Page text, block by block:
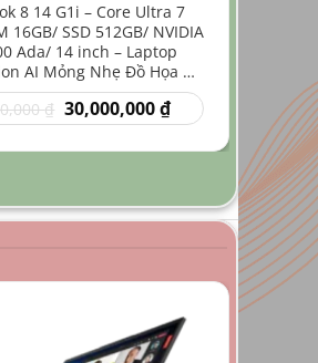
8 14 G1i – Core Ultra 7
16GB/ SSD 512GB/ NVIDIA
Ada/ 14 inch – Laptop
AI Mỏng Nhẹ Đồ Họa Kỹ
Thuật
₫ Giá
gốc
75,000,000 ₫.
30,000,000₫Giá
hiện
là:
30,000,000 ₫.